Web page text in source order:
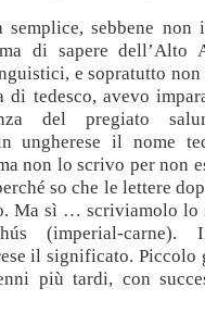
semplice, sebbene non
di sapere dell’Alto
e sopratutto non
di tedesco, avevo
del pregiato
ungherese il nome
non lo scrivo per non
so che le lettere
Ma sì … scriviamolo lo
(imperial-
il significato. Piccolo
più tardi, con